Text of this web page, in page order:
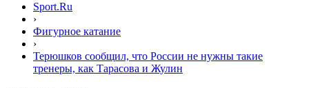
Sport.Ru
›
Фигурное катание
›
Терюшков сообщил, что России не нужны такие
тренеры, как Тарасова и Жулин